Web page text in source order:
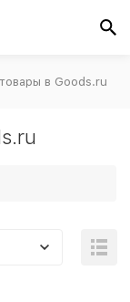
в Goods.ru